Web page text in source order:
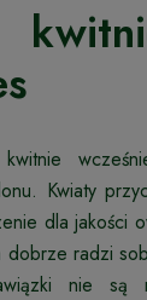
kwitnie
Kwiaty
dla jakości
dobrze radzi
nie są